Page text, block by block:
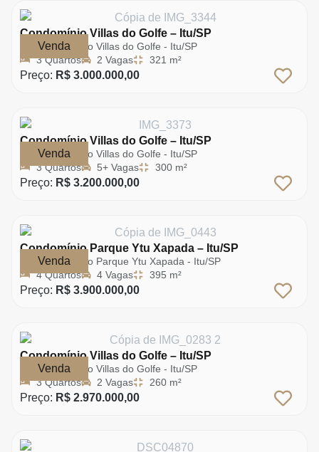
Venda
Condomínio Villas do Golfe – Itu/SP
Condomínio Villas do Golfe - Itu/SP
3 Quartos
2 Vagas 321 m²
Preço: R$ 3.000.000,00
Venda
Condomínio Villas do Golfe – Itu/SP
Condomínio Villas do Golfe - Itu/SP
3 Quartos
5+ Vagas 300 m²
Preço: R$ 3.200.000,00
Venda
Condomínio Parque Ytu Xapada – Itu/SP
Condomínio Parque Ytu Xapada - Itu/SP
4 Quartos
4 Vagas 395 m²
Preço: R$ 3.900.000,00
Venda
Condomínio Villas do Golfe – Itu/SP
Condomínio Villas do Golfe - Itu/SP
3 Quartos
2 Vagas 260 m²
Preço: R$ 2.970.000,00